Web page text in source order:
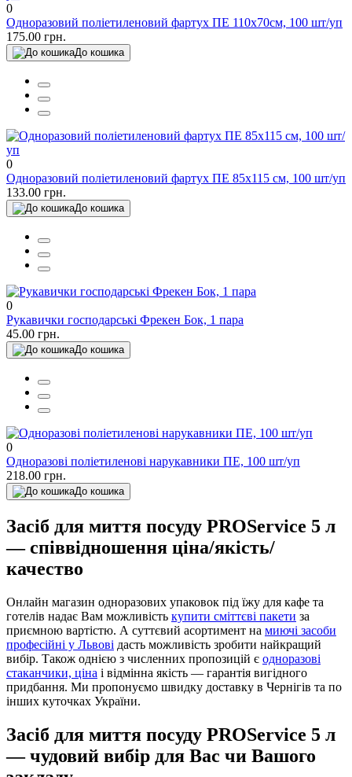
0
Одноразовий поліетиленовий фартух ПЕ 110х70см, 100 шт/уп
175.00 грн.
До кошика
0
Одноразовий поліетиленовий фартух ПЕ 85х115 см, 100 шт/уп
133.00 грн.
До кошика
0
Рукавички господарські Фрекен Бок, 1 пара
45.00 грн.
До кошика
0
Одноразові поліетиленові нарукавники ПЕ, 100 шт/уп
218.00 грн.
До кошика
Засіб для миття посуду PROService 5 л
— співвідношення ціна/якість/
качество
Онлайн магазин одноразових упаковок під їжу для кафе та
готелів надає Вам можливість купити сміттєві пакети за
приємною вартістю. А суттєвий асортимент на миючі засоби
професійні у Львові дасть можливість зробити найкращий
вибір. Також однією з численних пропозицій є одноразові
стаканчики, ціна і відмінна якість — гарантія вигідного
придбання. Ми пропонуємо швидку доставку в Чернігів та по
інших куточках України.
Засіб для миття посуду PROService 5 л
— чудовий вибір для Вас чи Вашого